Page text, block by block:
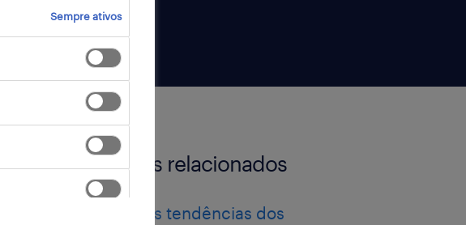
artigos relacionados
como as tendências dos
Sempre ativos